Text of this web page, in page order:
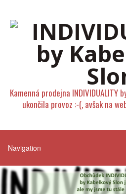
Kamenná prodejna INDIVIDUALITY
ukončila provoz :-(, avšak na